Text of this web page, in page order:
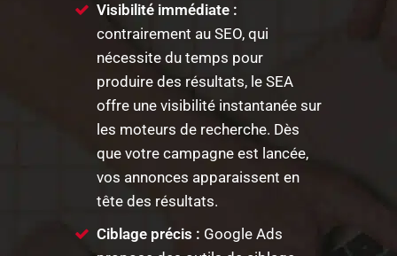
Visibilité immédiate :
contrairement au SEO, qui
nécessite du temps pour
produire des résultats, le SEA
offre une visibilité instantanée sur
les moteurs de recherche. Dès
que votre campagne est lancée,
vos annonces apparaissent en
tête des résultats.
Ciblage précis : Google Ads